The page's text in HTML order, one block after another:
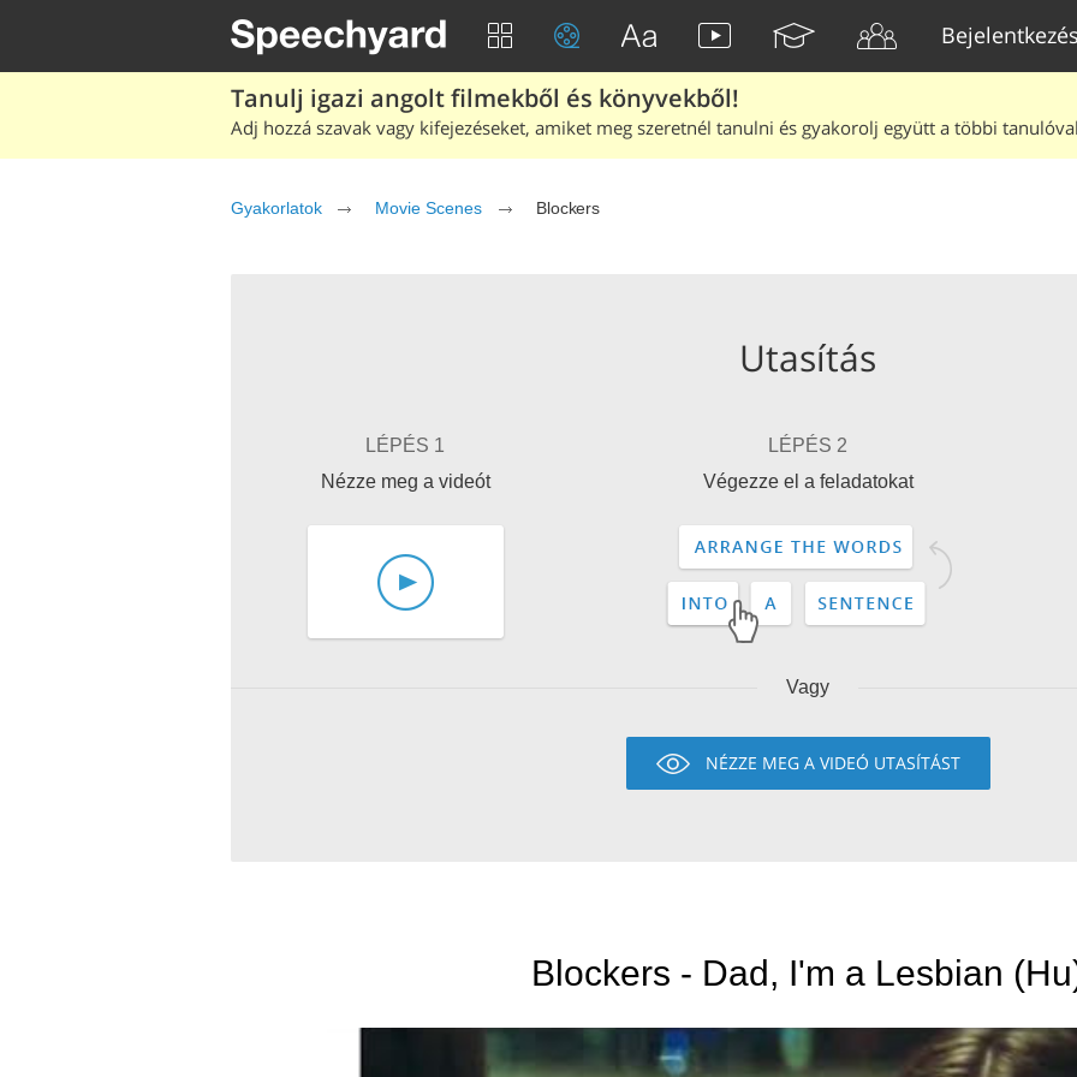
Tanulj igazi angolt filmekből és könyvekből!
Adj hozzá szavak vagy kifejezéseket, amiket meg szeretnél tanulni és gyakorolj együtt a többi
Gyakorlatok Movie Scenes Blockers
Utasítás
LÉPÉS 1
Nézze meg a videót
LÉPÉS 2
Végezze el a feladatokat
Vagy
NÉZZE MEG A VIDEÓ UTASÍTÁST
Blockers - Dad, I'm a Lesbian